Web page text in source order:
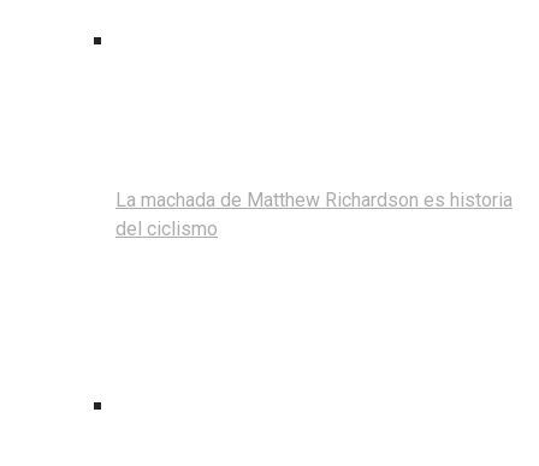
La machada de Matthew Richardson es historia
del ciclismo